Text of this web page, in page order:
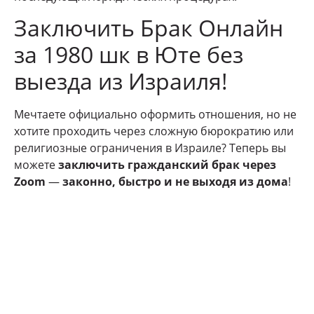
Заключить Брак Онлайн
за 1980 шк в Юте без
выезда из Израиля!
Мечтаете официально оформить отношения, но не
хотите проходить через сложную бюрократию или
религиозные ограничения в Израиле? Теперь вы
можетезаключить гражданский брак через
Zoom —законно, быстро и не выходя из дома!